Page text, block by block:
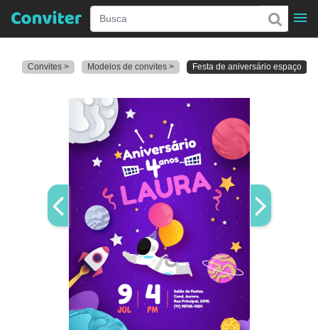
Convites > Modelos de convites > Festa de aniversário espaço